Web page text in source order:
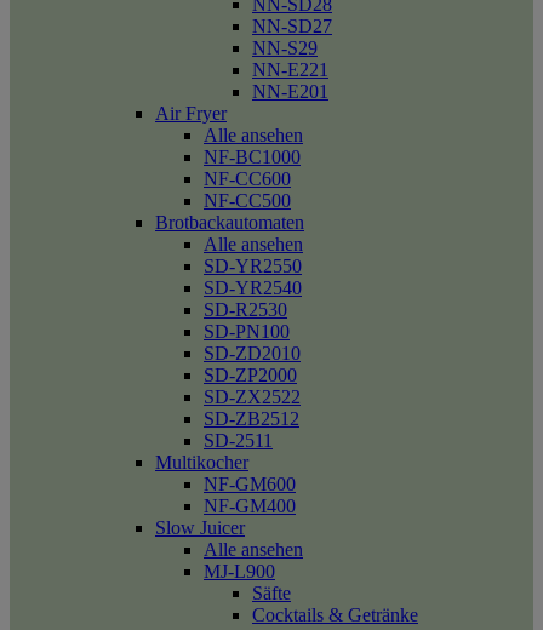
NN-SD28
NN-SD27
NN-S29
NN-E221
NN-E201
Air Fryer
Alle ansehen
NF-BC1000
NF-CC600
NF-CC500
Brotbackautomaten
Alle ansehen
SD-YR2550
SD-YR2540
SD-R2530
SD-PN100
SD-ZD2010
SD-ZP2000
SD-ZX2522
SD-ZB2512
SD-2511
Multikocher
NF-GM600
NF-GM400
Slow Juicer
Alle ansehen
MJ-L900
Säfte
Cocktails & Getränke